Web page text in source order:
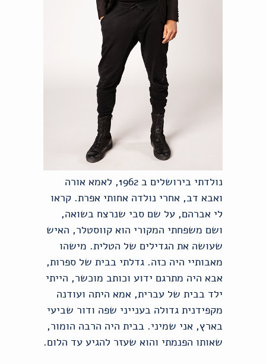
נולדתי בירושלים ב 1962, לאמא אורה
ואבא דב, אחרי נולדה אחותי אפרת. קראו
לי אברהם, על שם סבי שנרצח בשואה,
ושם משפחתי המקורי הוא קווסטלר, האיש
שעושה את הגדילים של הטלית. מישהו
מאבותיי היה כזה. גדלתי בבית של ספרות,
אבא היה מתרגם ידוע וכותב מוכשר, הייתי
ילד בבית של עברית, אמא היתה ועודנה
מקפידנית גדולה בענייני שפה ודור שביעי
בארץ, אני שמיני. בבית היה הרבה הומור,
שאותו הפנמתי והוא שעזר להגיע עד הלום.